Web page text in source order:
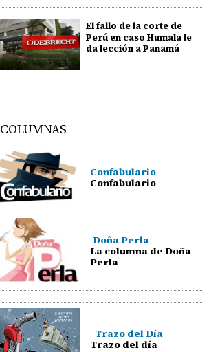
El fallo de la corte de
Perú en caso Humala le
da lección a Panamá
COLUMNAS
Confabulario
Confabulario
Doña Perla
La columna de Doña
Perla
Trazo del Día
Trazo del día